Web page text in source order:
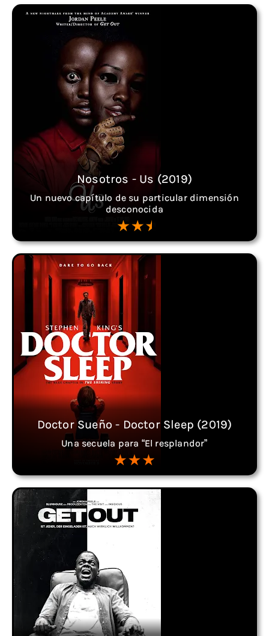
Nosotros - Us (2019)
Un nuevo capítulo de su particular dimensión
desconocida
Doctor Sueño - Doctor Sleep (2019)
Una secuela para “El resplandor”